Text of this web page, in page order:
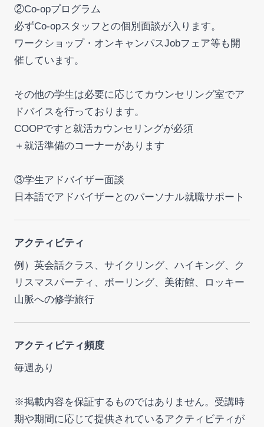
②Co-opプログラム
必ずCo-opスタッフとの個別面談が入ります。
ワークショップ・オンキャンパスJobフェア等も開
催しています。
その他の学生は必要に応じてカウンセリング室でア
ドバイスを行っております。
COOPですと就活カウンセリングが必須
＋就活準備のコーナーがあります
③学生アドバイザー面談
日本語でアドバイザーとのパーソナル就職サポート
アクティビティ
例）英会話クラス、サイクリング、ハイキング、ク
リスマスパーティ、ボーリング、美術館、ロッキー
山脈への修学旅行
アクティビティ頻度
毎週あり
※掲載内容を保証するものではありません。受講時
期や期間に応じて提供されているアクティビティが